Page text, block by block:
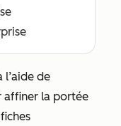
l’aide de
affiner la portée